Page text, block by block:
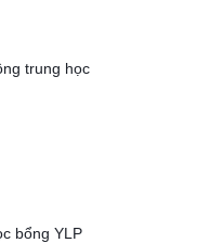
trung học
bổng YLP